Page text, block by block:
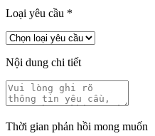
Loại yêu cầu *
Nội dung chi tiết
Thời gian phản hồi mong muốn